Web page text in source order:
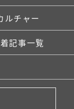
ルチャー
記事一覧